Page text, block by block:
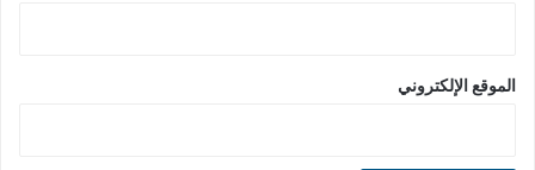
الموقع الإلكتروني